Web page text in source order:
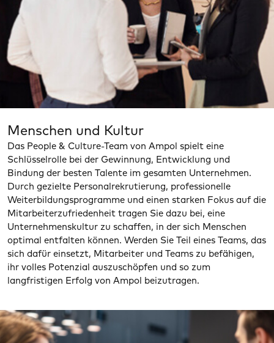
Menschen und Kultur
Das People & Culture-Team von Ampol spielt eine
Schlüsselrolle bei der Gewinnung, Entwicklung und
Bindung der besten Talente im gesamten Unternehmen.
Durch gezielte Personalrekrutierung, professionelle
Weiterbildungsprogramme und einen starken Fokus auf die
Mitarbeiterzufriedenheit tragen Sie dazu bei, eine
Unternehmenskultur zu schaffen, in der sich Menschen
optimal entfalten können. Werden Sie Teil eines Teams, das
sich dafür einsetzt, Mitarbeiter und Teams zu befähigen,
ihr volles Potenzial auszuschöpfen und so zum
langfristigen Erfolg von Ampol beizutragen.